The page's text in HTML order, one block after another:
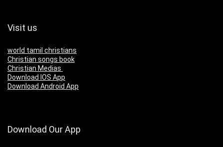
Visit us
world tamil christians
Christian songs book
Christian Medias
Download IOS App
Download Android App
Download Our App